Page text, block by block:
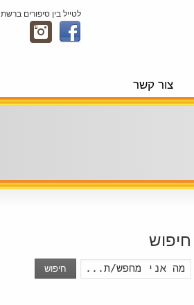
לטייל בין סיפורים ברשת
צור קשר
חיפוש
חיפוש